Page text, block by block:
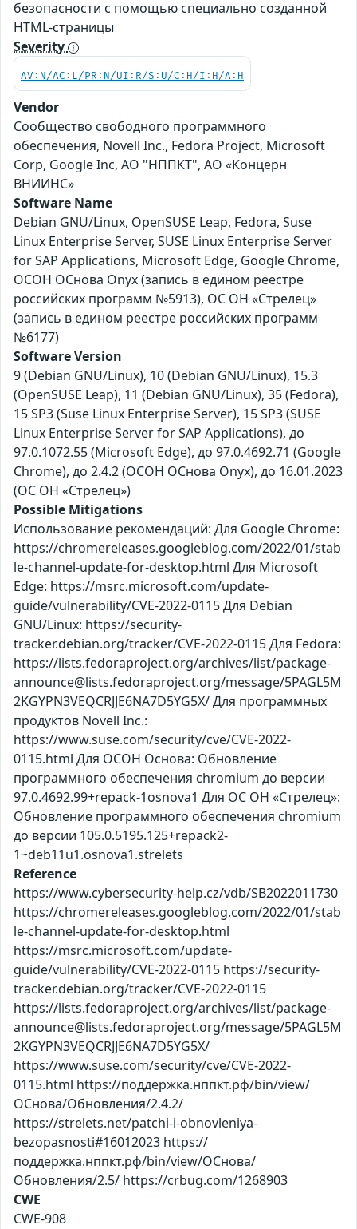
безопасности с помощью специально созданной
HTML-страницы
Severity
AV:N/AC:L/PR:N/UI:R/S:U/C:H/I:H/A:H
Vendor
Сообщество свободного программного
обеспечения, Novell Inc., Fedora Project, Microsoft
Corp, Google Inc, АО "НППКТ", АО «Концерн
ВНИИНС»
Software Name
Debian GNU/Linux, OpenSUSE Leap, Fedora, Suse
Linux Enterprise Server, SUSE Linux Enterprise Server
for SAP Applications, Microsoft Edge, Google Chrome,
ОСОН ОСнова Оnyx (запись в едином реестре
российских программ №5913), ОС ОН «Стрелец»
(запись в едином реестре российских программ
№6177)
Software Version
9 (Debian GNU/Linux), 10 (Debian GNU/Linux), 15.3
(OpenSUSE Leap), 11 (Debian GNU/Linux), 35 (Fedora),
15 SP3 (Suse Linux Enterprise Server), 15 SP3 (SUSE
Linux Enterprise Server for SAP Applications), до
97.0.1072.55 (Microsoft Edge), до 97.0.4692.71 (Google
Chrome), до 2.4.2 (ОСОН ОСнова Оnyx), до 16.01.2023
(ОС ОН «Стрелец»)
Possible Mitigations
Использование рекомендаций: Для Google Chrome:
https://chromereleases.googleblog.com/2022/01/stab
le-channel-update-for-desktop.html Для Microsoft
Edge: https://msrc.microsoft.com/update-
guide/vulnerability/CVE-2022-0115 Для Debian
GNU/Linux: https://security-
tracker.debian.org/tracker/CVE-2022-0115 Для Fedora:
https://lists.fedoraproject.org/archives/list/package-
announce@lists.fedoraproject.org/message/5PAGL5M
2KGYPN3VEQCRJJE6NA7D5YG5X/ Для программных
продуктов Novell Inc.:
https://www.suse.com/security/cve/CVE-2022-
0115.html Для ОСОН Основа: Обновление
программного обеспечения chromium до версии
97.0.4692.99+repack-1osnova1 Для ОС ОН «Стрелец»:
Обновление программного обеспечения chromium
до версии 105.0.5195.125+repack2-
1~deb11u1.osnova1.strelets
Reference
https://www.cybersecurity-help.cz/vdb/SB2022011730
https://chromereleases.googleblog.com/2022/01/stab
le-channel-update-for-desktop.html
https://msrc.microsoft.com/update-
guide/vulnerability/CVE-2022-0115 https://security-
tracker.debian.org/tracker/CVE-2022-0115
https://lists.fedoraproject.org/archives/list/package-
announce@lists.fedoraproject.org/message/5PAGL5M
2KGYPN3VEQCRJJE6NA7D5YG5X/
https://www.suse.com/security/cve/CVE-2022-
0115.html https://поддержка.нппкт.рф/bin/view/
ОСнова/Обновления/2.4.2/
https://strelets.net/patchi-i-obnovleniya-
bezopasnosti#16012023 https://
поддержка.нппкт.рф/bin/view/ОСнова/
Обновления/2.5/ https://crbug.com/1268903
CWE
CWE-908